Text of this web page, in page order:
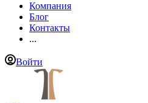
Компания
Блог
Контакты
...
Войти